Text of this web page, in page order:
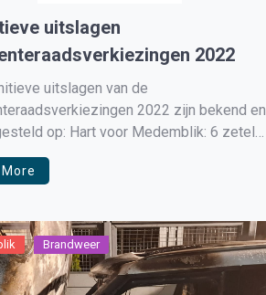
uitslagen
2022
uitslagen van de
2022 zijn bekend en
op: Hart voor Medemblik: 6 zetels
GemeenteBelangen: 5 zetels VVD:
MORGEN!: 4 zetels D66: 2 zetels
inwonersaantal is er plaats voor
raadsleden: […]
Brandweer